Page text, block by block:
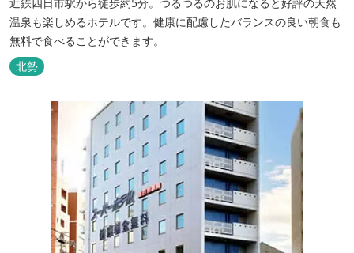
温泉も楽しめるホテルです。健康に配慮したバランスの良い朝食も
無料で食べることができます。
北勢